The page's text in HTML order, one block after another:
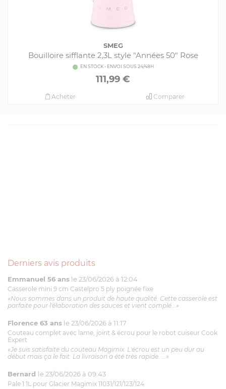
SMEG
Bouilloire sifflante 2,3L style "Années 50" Rose
EN STOCK - ENVOI SOUS 24/48H
111,99 €
Comparer
Acheter
Derniers avis produits
Emmanuel 56 ans le 23/06/2026 à 12:04
Casserole mini 9 cm Castelpro 5 ply poignée fixe
«Nous sommes dans un produit de haute qualité. Cette casserole est
parfaite pour l'élaboration des sauces et vient complé...»
Florence 63 ans le 23/06/2026 à 11:17
Couteau complet avec lame, joint & écrou pour le robot cuiseur Cook
Expert
«Je suis satisfaite du couteau Magimix. L'écrou est un peu dur au
début mais ça le fait. La livraison a été très rapide. ...»
Bernard le 23/06/2026 à 09:43
Pale 1.1L pour Glacier Magimix 11031/121/123/124